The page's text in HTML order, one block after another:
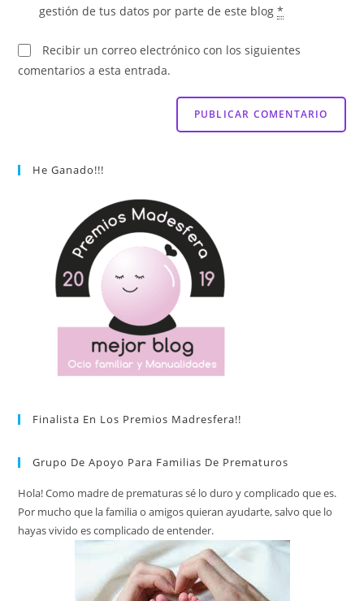
gestión de tus datos por parte de este blog*
Recibir un correo electrónico con los siguientes
comentarios a esta entrada.
He Ganado!!!
Finalista En Los Premios Madresfera!!
Grupo De Apoyo Para Familias De Prematuros
Hola! Como madre de prematuras sé lo duro y complicado que es.
Por mucho que la familia o amigos quieran ayudarte, salvo que lo
hayas vivido es complicado de entender.